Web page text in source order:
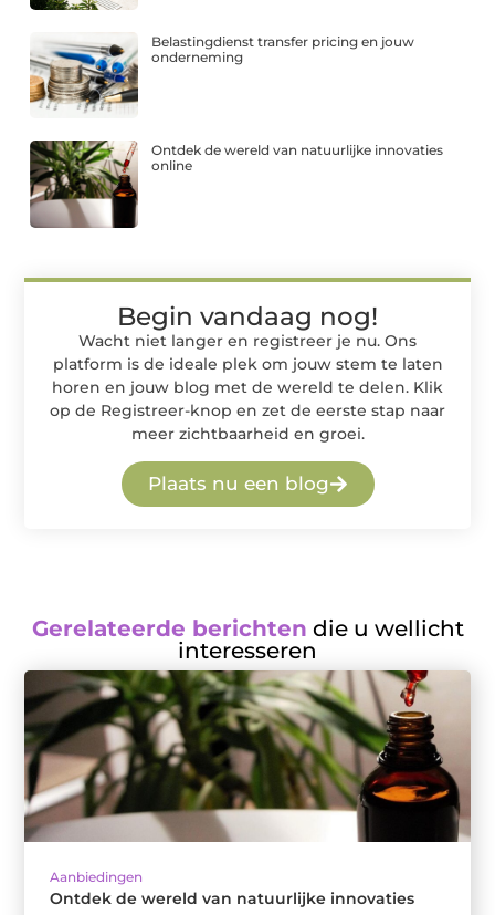
Belastingdienst transfer pricing en jouw
onderneming
Ontdek de wereld van natuurlijke innovaties
online
Begin vandaag nog!
Wacht niet langer en registreer je nu. Ons
platform is de ideale plek om jouw stem te laten
horen en jouw blog met de wereld te delen. Klik
op de Registreer-knop en zet de eerste stap naar
meer zichtbaarheid en groei.
Plaats nu een blog
Gerelateerde berichten die u wellicht
interesseren
Aanbiedingen
Ontdek de wereld van natuurlijke innovaties